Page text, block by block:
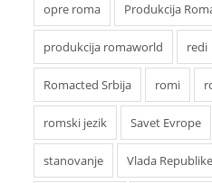
opre roma Produkcija
produkcija romaworld redi
Romacted Srbija romi
romski jezik Savet Evrope
stanovanje Vlada